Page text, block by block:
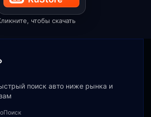
чтобы скачать
поиск авто ниже рынка и